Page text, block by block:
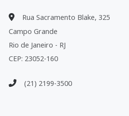
Rua Sacramento Blake, 325
Campo Grande
Rio de Janeiro - RJ
CEP: 23052-160
(21) 2199-3500